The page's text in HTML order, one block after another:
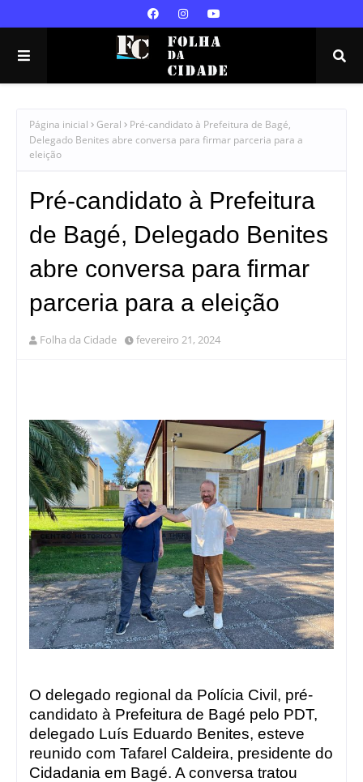
Página inicial Geral
Pré-candidato à Prefeitura de Bagé,
Delegado Benites abre conversa para firmar parceria para a
eleição
Pré-candidato à Prefeitura
de Bagé, Delegado Benites
abre conversa para firmar
parceria para a eleição
Folha da Cidade fevereiro 21, 2024
O delegado regional da Polícia Civil, pré-
candidato à Prefeitura de Bagé pelo PDT,
delegado Luís Eduardo Benites, esteve
reunido com Tafarel Caldeira, presidente do
Cidadania em Bagé. A conversa tratou